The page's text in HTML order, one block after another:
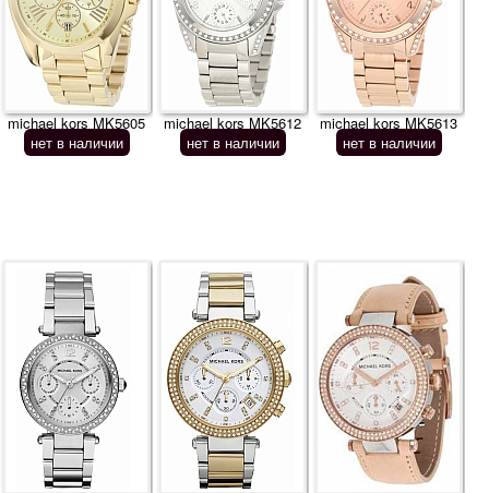
michael kors MK5605
нет в наличии
michael kors MK5612
нет в наличии
michael kors MK5613
нет в наличии